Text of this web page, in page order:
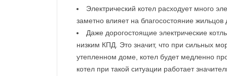
Электрический котел расходует много
заметно влияет на благосостояние жильцов
Даже дорогостоящие электрические
низким КПД. Это значит, что при сильных
утепленном доме, котел будет медленно
котел при такой ситуации работает